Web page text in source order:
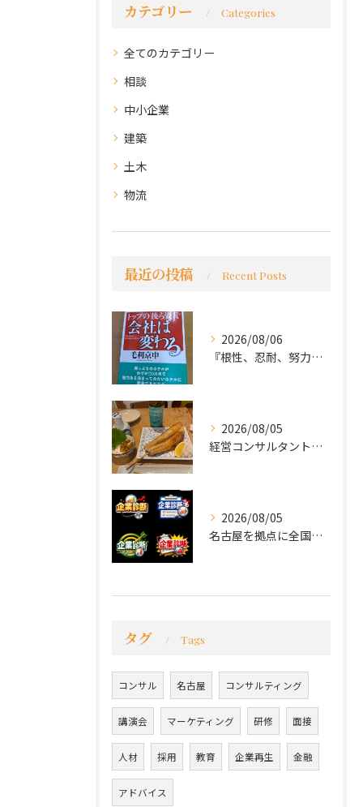
カテゴリー Categories
全てのカテゴリー
相談
中小企業
建築
土木
物流
最近の投稿 Recent Posts
2026/08/06
『根性、忍耐、努力という言葉は死語なのか』
2026/08/05
経営コンサルタントのモーちゃん・毛利京申です。
2026/08/05
名古屋を拠点に全国で活動する 経営コンサルタントの 毛利京申...
タグ Tags
コンサル 名古屋 コンサルティング
講演会 マーケティング 研修 面接
人材 採用 教育 企業再生 金融
アドバイス